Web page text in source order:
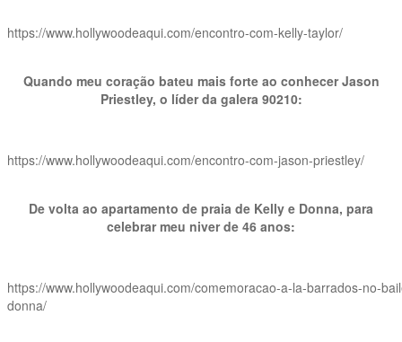
https://www.hollywoodeaqui.com/encontro-com-kelly-taylor/
Quando meu coração bateu mais forte ao conhecer Jason
Priestley, o líder da galera 90210:
https://www.hollywoodeaqui.com/encontro-com-jason-priestley/
De volta ao apartamento de praia de Kelly e Donna, para
celebrar meu niver de 46 anos:
https://www.hollywoodeaqui.com/comemoracao-a-la-barrados-no-
donna/